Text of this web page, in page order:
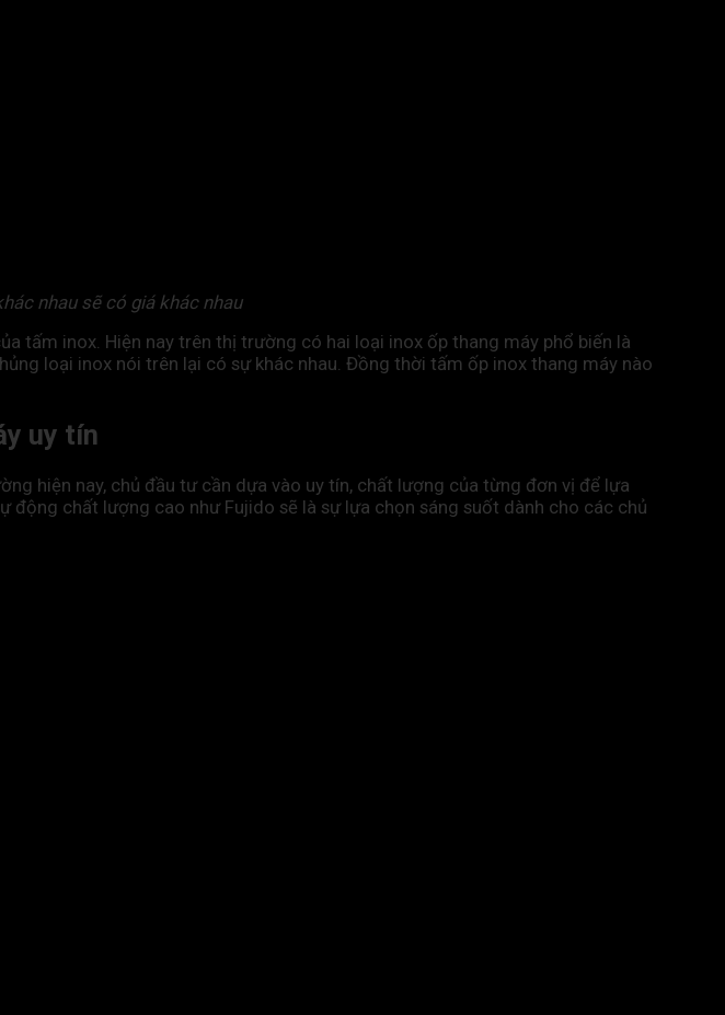
nhau sẽ có giá khác nhau
tấm inox. Hiện nay trên thị trường có hai loại inox ốp thang máy phổ biến là
loại inox nói trên lại có sự khác nhau. Đồng thời tấm ốp inox thang máy nào
uy tín
hiện nay, chủ đầu tư cần dựa vào uy tín, chất lượng của từng đơn vị để lựa
động chất lượng cao như Fujido sẽ là sự lựa chọn sáng suốt dành cho các chủ